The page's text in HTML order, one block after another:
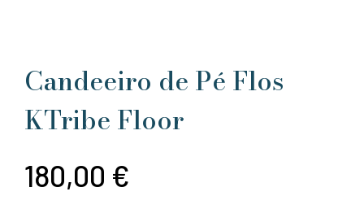
Candeeiro de Pé Flos
KTribe Floor
180,00 €